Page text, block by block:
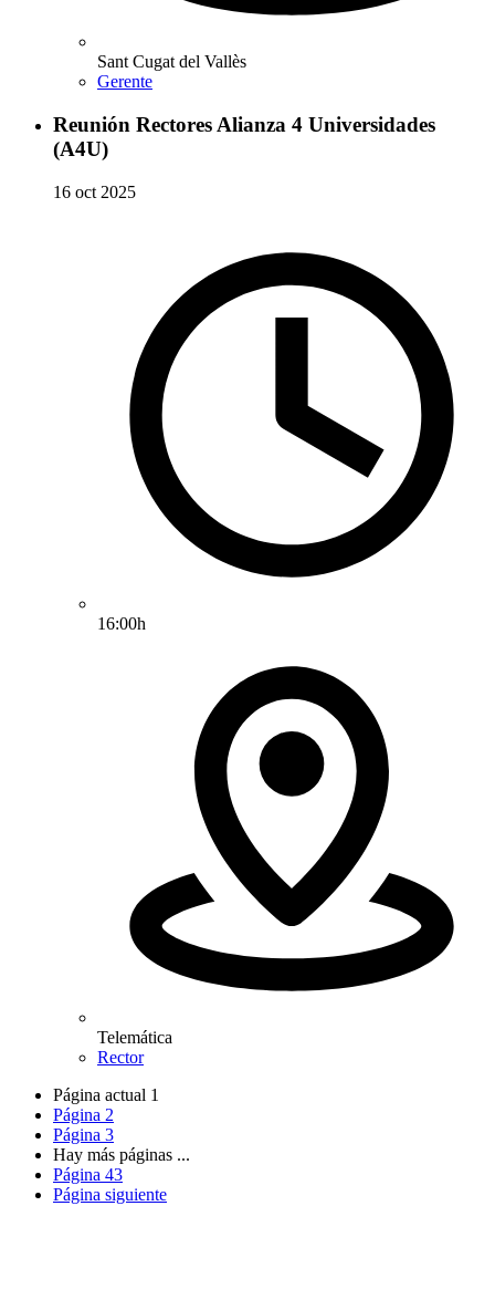
Sant Cugat del Vallès
Gerente
Reunión Rectores Alianza 4 Universidades
(A4U)
16 oct 2025
16:00h
Telemática
Rector
Página actual 1
Página 2
Página 3
Hay más páginas ...
Página 43
Página siguiente